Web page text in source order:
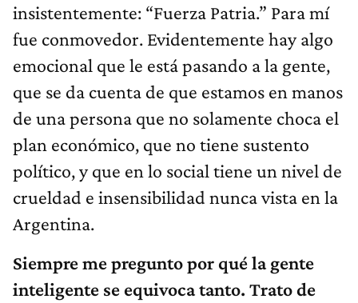
insistentemente: “Fuerza Patria.” Para mí
fue conmovedor. Evidentemente hay algo
emocional que le está pasando a la gente,
que se da cuenta de que estamos en manos
de una persona que no solamente choca el
plan económico, que no tiene sustento
político, y que en lo social tiene un nivel de
crueldad e insensibilidad nunca vista en la
Argentina.
Siempre me pregunto por qué la gente
inteligente se equivoca tanto. Trato de